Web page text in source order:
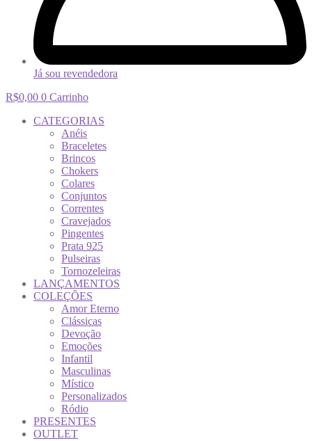
Já sou revendedora
R$0,00 0 Carrinho
CATEGORIAS
Anéis
Braceletes
Brincos
Chokers
Colares
Conjuntos
Correntes
Cravejados
Pingentes
Prata 925
Pulseiras
Tornozeleiras
LANÇAMENTOS
COLEÇÕES
Amor Eterno
Clássicas
Devoção
Emoções
Infantil
Masculinas
Místico
Personalizados
Ródio
PRESENTES
OUTLET